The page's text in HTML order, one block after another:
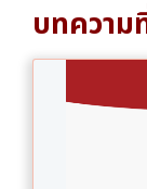
บทความ